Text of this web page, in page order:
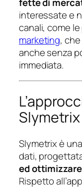
interessate e
canali, come
marketing,
anche senza
immediata.
Slymetrix
Slymetrix è
dati,
ed
Rispetto